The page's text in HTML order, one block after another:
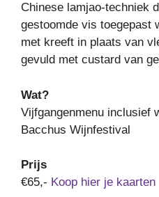
Chinese lamjao-techniek
gestoomde vis toegepast
met kreeft in plaats van
gevuld met custard van
Wat?
Vijfgangenmenu inclusief
Bacchus Wijnfestival
Prijs
€65,- Koop hier je kaarten